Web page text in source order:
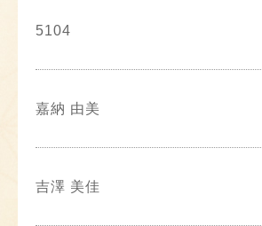
5104
嘉納 由美
吉澤 美佳